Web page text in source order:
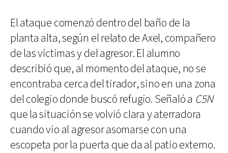
El ataque comenzó dentro del baño de la
planta alta, según el relato de Axel, compañero
de las víctimas y del agresor. El alumno
describió que, al momento del ataque, no se
encontraba cerca del tirador, sino en una zona
del colegio donde buscó refugio. Señaló a C5N
que la situación se volvió clara y aterradora
cuando vio al agresor asomarse con una
escopeta por la puerta que da al patio externo.